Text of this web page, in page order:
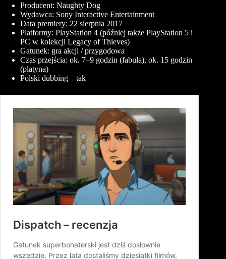
Producent: Naughty Dog
Wydawca: Sony Interactive Entertainment
Data premiery: 22 sierpnia 2017
Platformy: PlayStation 4 (później także PlayStation 5 i
PC w kolekcji Legacy of Thieves)
Gatunek: gra akcji / przygodowa
Czas przejścia: ok. 7–9 godzin (fabuła), ok. 15 godzin
(platyna)
Polski dubbing – tak